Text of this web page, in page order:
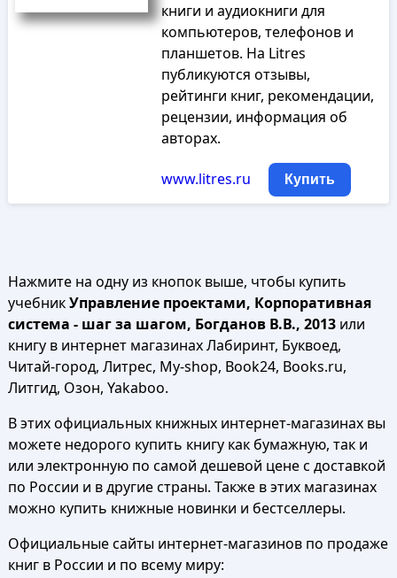
книги и аудиокниги для
компьютеров, телефонов и
планшетов. На Litres
публикуются отзывы,
рейтинги книг, рекомендации,
рецензии, информация об
авторах.
www.litres.ru Купить
Нажмите на одну из кнопок выше, чтобы купить
учебникУправление проектами, Корпоративная
система - шаг за шагом, Богданов В.В., 2013или
книгу в интернет магазинах Лабиринт, Буквоед,
Читай-город, Литрес, My-shop, Book24, Books.ru,
Литгид, Озон, Yakaboo.
В этих официальных книжных интернет-магазинах вы
можете недорого купить книгу как бумажную, так и
или электронную по самой дешевой цене с доставкой
по России и в другие страны. Также в этих магазинах
можно купить книжные новинки и бестселлеры.
Официальные сайты интернет-магазинов по продаже
книг в России и по всему миру: